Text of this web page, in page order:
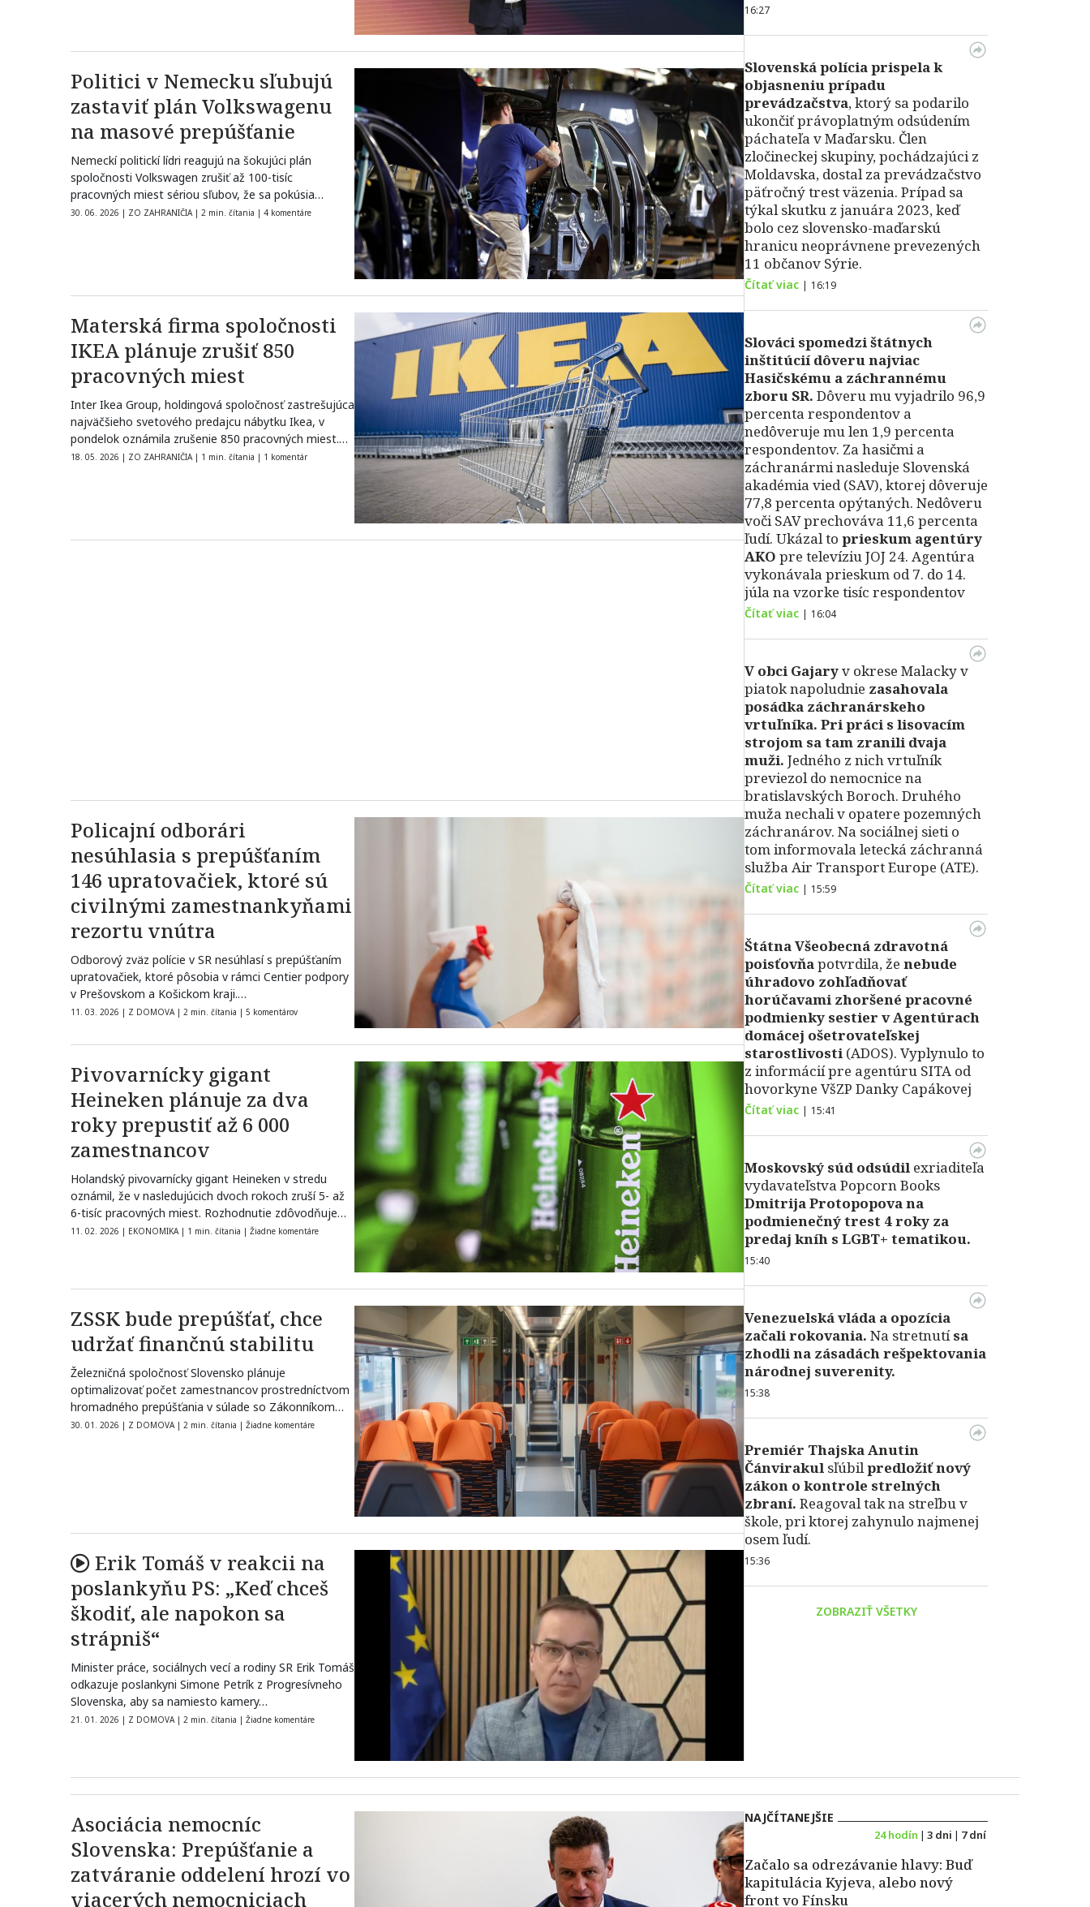
Politici v Nemecku sľubujú
zastaviť plán Volkswagenu
na masové prepúšťanie
Nemeckí politickí lídri reagujú na šokujúci plán
spoločnosti Volkswagen zrušiť až 100-tisíc
pracovných miest sériou sľubov, že sa pokúsia
prepúšťaniu…
30. 06. 2026 | ZO ZAHRANIČIA | 2 min. čítania | 4 komentáre
Materská firma spoločnosti
IKEA plánuje zrušiť 850
pracovných miest
Inter Ikea Group, holdingová spoločnosť zastrešujúca
najväčšieho svetového predajcu nábytku Ikea, v
pondelok oznámila zrušenie 850 pracovných miest.
Firma uviedla,…
18. 05. 2026 | ZO ZAHRANIČIA | 1 min. čítania | 1 komentár
Policajní odborári
nesúhlasia s prepúšťaním
146 upratovačiek, ktoré sú
civilnými zamestnankyňami
rezortu vnútra
Odborový zväz polície v SR nesúhlasí s prepúšťaním
upratovačiek, ktoré pôsobia v rámci Centier podpory
v Prešovskom a Košickom kraji.…
11. 03. 2026 | Z DOMOVA | 2 min. čítania | 5 komentárov
Pivovarnícky gigant
Heineken plánuje za dva
roky prepustiť až 6 000
zamestnancov
Holandský pivovarnícky gigant Heineken v stredu
oznámil, že v nasledujúcich dvoch rokoch zruší 5- až
6-tisíc pracovných miest. Rozhodnutie zdôvodňuje…
11. 02. 2026 | EKONOMIKA | 1 min. čítania | Žiadne komentáre
ZSSK bude prepúšťať, chce
udržať finančnú stabilitu
Železničná spoločnosť Slovensko plánuje
optimalizovať počet zamestnancov prostredníctvom
hromadného prepúšťania v súlade so Zákonníkom
práce a Kolektívnou zmluvou. Ako spoločnosť…
30. 01. 2026 | Z DOMOVA | 2 min. čítania | Žiadne komentáre
Erik Tomáš v reakcii na
poslankyňu PS: „Keď chceš
škodiť, ale napokon sa
strápniš“
Minister práce, sociálnych vecí a rodiny SR Erik Tomáš
odkazuje poslankyni Simone Petrík z Progresívneho
Slovenska, aby sa namiesto kamery…
21. 01. 2026 | Z DOMOVA | 2 min. čítania | Žiadne komentáre
16:27
Slovenská polícia prispela k
objasneniu prípadu
prevádzačstva, ktorý sa podarilo
ukončiť právoplatným odsúdením
páchateľa v Maďarsku. Člen
zločineckej skupiny, pochádzajúci z
Moldavska, dostal za prevádzačstvo
päťročný trest väzenia. Prípad sa
týkal skutku z januára 2023, keď
bolo cez slovensko-maďarskú
hranicu neoprávnene prevezených
11 občanov Sýrie.
Čítať viac | 16:19
Slováci spomedzi štátnych
inštitúcií dôveru najviac
Hasičskému a záchrannému
zboru SR. Dôveru mu vyjadrilo 96,9
percenta respondentov a
nedôveruje mu len 1,9 percenta
respondentov. Za hasičmi a
záchranármi nasleduje Slovenská
akadémia vied (SAV), ktorej dôveruje
77,8 percenta opýtaných. Nedôveru
voči SAV prechováva 11,6 percenta
ľudí. Ukázal to prieskum agentúry
AKO pre televíziu JOJ 24. Agentúra
vykonávala prieskum od 7. do 14.
júla na vzorke tisíc respondentov
Čítať viac | 16:04
V obci Gajaryv okrese Malacky v
piatok napoludnie zasahovala
posádka záchranárskeho
vrtuľníka. Pri práci s lisovacím
strojom sa tam zranili dvaja
muži. Jedného z nich vrtuľník
previezol do nemocnice na
bratislavských Boroch. Druhého
muža nechali v opatere pozemných
záchranárov. Na sociálnej sieti o
tom informovala letecká záchranná
služba Air Transport Europe (ATE).
Čítať viac | 15:59
Štátna Všeobecná zdravotná
poisťovňapotvrdila, že nebude
úhradovo zohľadňovať
horúčavami zhoršené pracovné
podmienky sestier v Agentúrach
domácej ošetrovateľskej
starostlivosti (ADOS). Vyplynulo to
z informácií pre agentúru SITA od
hovorkyne VšZP Danky Capákovej
Čítať viac | 15:41
Moskovský súd odsúdil exriaditeľa
vydavateľstva Popcorn Books
Dmitrija Protopopova na
podmienečný trest 4 roky za
predaj kníh s LGBT+ tematikou.
15:40
Venezuelská vláda a opozícia
začali rokovania. Na stretnutísa
zhodli na zásadách rešpektovania
národnej suverenity.
15:38
Premiér Thajska Anutin
Čánvirakul sľúbilpredložiť nový
zákon o kontrole strelných
zbraní. Reagoval tak na streľbu v
škole, pri ktorej zahynulo najmenej
osem ľudí.
15:36
ZOBRAZIŤ VŠETKY
Asociácia nemocníc
Slovenska: Prepúšťanie a
zatváranie oddelení hrozí vo
viacerých nemocniciach
NAJČÍTANEJŠIE
24 hodín | 3 dni | 7 dní